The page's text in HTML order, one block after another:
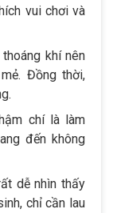
vui chơi và
khí nên
Đồng thời,
chí là làm
đến không
dễ nhìn thấy
chỉ cần lau